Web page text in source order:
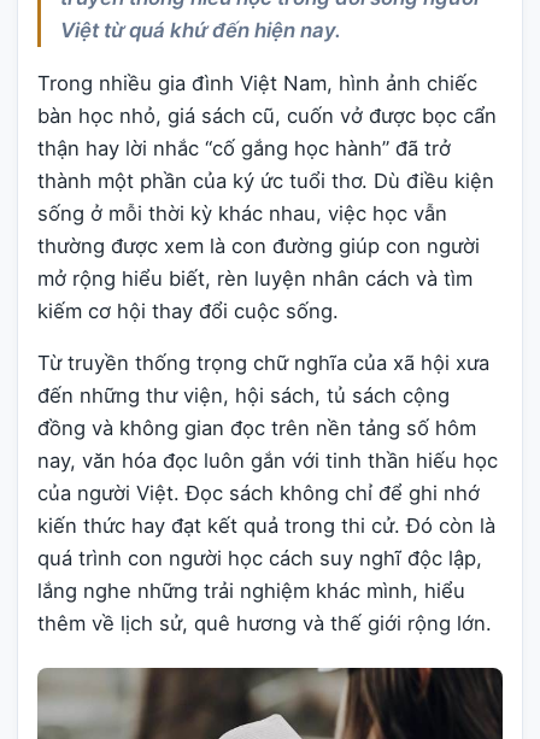
Việt từ quá khứ đến hiện nay.
Trong nhiều gia đình Việt Nam, hình ảnh chiếc
bàn học nhỏ, giá sách cũ, cuốn vở được bọc cẩn
thận hay lời nhắc “cố gắng học hành” đã trở
thành một phần của ký ức tuổi thơ. Dù điều kiện
sống ở mỗi thời kỳ khác nhau, việc học vẫn
thường được xem là con đường giúp con người
mở rộng hiểu biết, rèn luyện nhân cách và tìm
kiếm cơ hội thay đổi cuộc sống.
Từ truyền thống trọng chữ nghĩa của xã hội xưa
đến những thư viện, hội sách, tủ sách cộng
đồng và không gian đọc trên nền tảng số hôm
nay, văn hóa đọc luôn gắn với tinh thần hiếu học
của người Việt. Đọc sách không chỉ để ghi nhớ
kiến thức hay đạt kết quả trong thi cử. Đó còn là
quá trình con người học cách suy nghĩ độc lập,
lắng nghe những trải nghiệm khác mình, hiểu
thêm về lịch sử, quê hương và thế giới rộng lớn.